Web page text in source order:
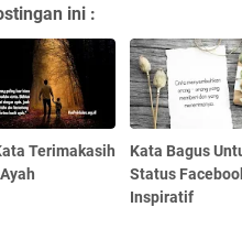
ini :
Terimakasih
Kata Bagus
Status
Inspiratif